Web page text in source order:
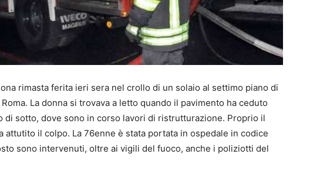
rimasta ferita ieri sera nel crollo di un solaio al settimo piano di
La donna si trovava a letto quando il pavimento ha ceduto
di sotto, dove sono in corso lavori di ristrutturazione. Proprio il
attutito il colpo. La 76enne è stata portata in ospedale in codice
sono intervenuti, oltre ai vigili del fuoco, anche i poliziotti del